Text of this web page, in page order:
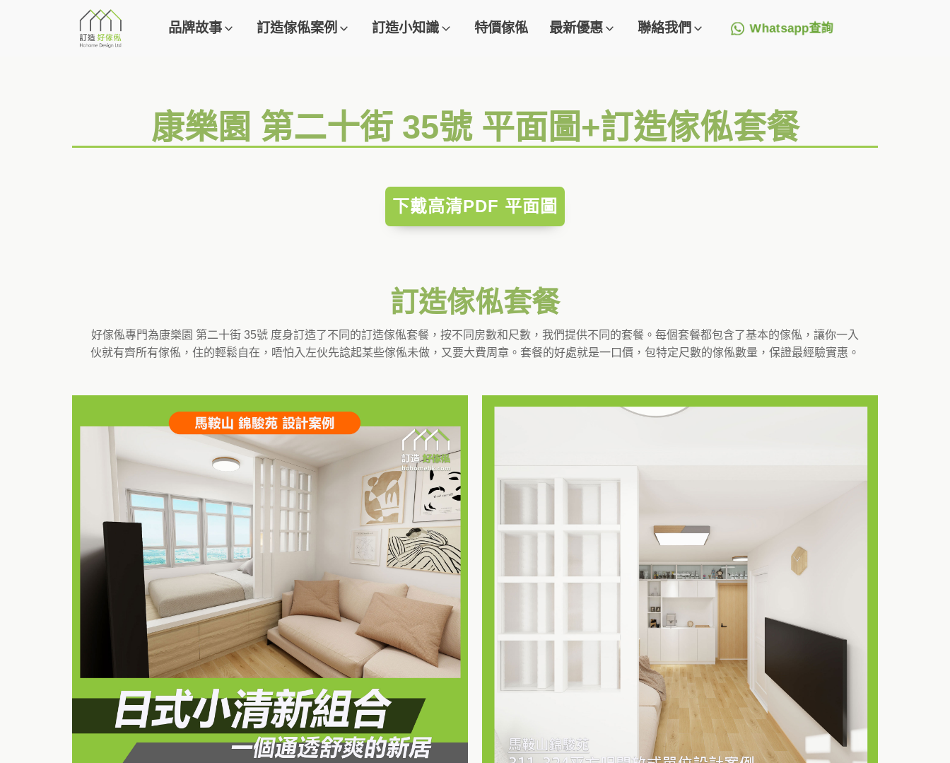
品牌故事 訂造傢俬案例 訂造小知識 特價傢俬 最新優惠 聯絡我們 Whatsapp查詢
康樂園 第二十街 35號 平面圖+訂造傢俬套餐
下戴高清PDF 平面圖
訂造傢俬套餐
好傢俬專門為康樂園 第二十街 35號 度身訂造了不同的訂造傢俬套餐，按不同房數和尺數，我們提供不同的套餐。每個套餐都包含了基本的傢俬，讓你一入
伙就有齊所有傢俬，住的輕鬆自在，唔怕入左伙先諗起某些傢俬未做，又要大費周章。套餐的好處就是一口價，包特定尺數的傢俬數量，保證最經驗實惠。